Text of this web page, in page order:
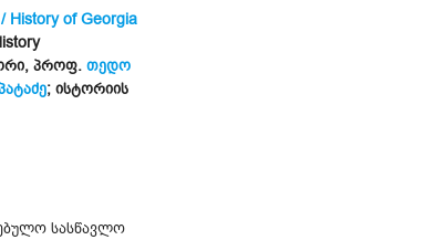
of Georgia
პროფ. თედო
; ისტორიის
სასწავლო